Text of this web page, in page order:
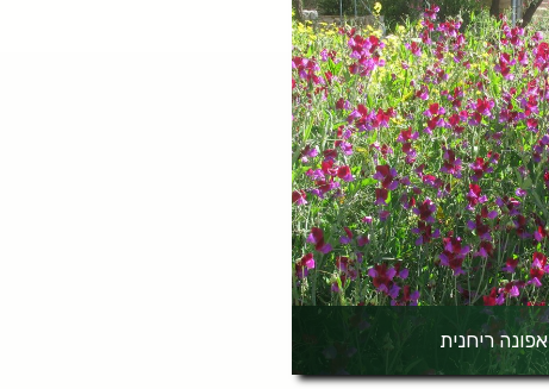
אפונה ריחנית